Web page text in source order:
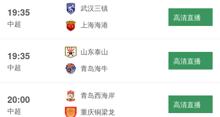
19:35
中超
武汉三镇
上海海港
高清直播
19:35
中超
山东泰山
青岛海牛
高清直播
20:00
中超
青岛西海岸
重庆铜梁龙
高清直播